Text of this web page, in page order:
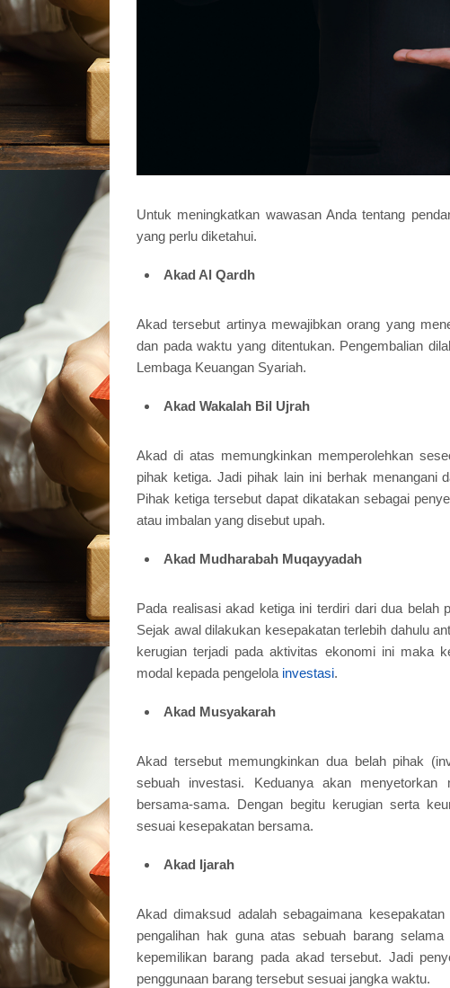
Untuk meningkatkan wawasan Anda tentang
yang perlu diketahui.
Akad Al Qardh
Akad tersebut artinya mewajibkan orang yang
dan pada waktu yang ditentukan. Pengembalian
Lembaga Keuangan Syariah.
Akad Wakalah Bil Ujrah
Akad di atas memungkinkan memperolehkan
pihak ketiga. Jadi pihak lain ini berhak menangani
Pihak ketiga tersebut dapat dikatakan sebagai
atau imbalan yang disebut upah.
Akad Mudharabah Muqayyadah
Pada realisasi akad ketiga ini terdiri dari dua belah
Sejak awal dilakukan kesepakatan terlebih dahulu
kerugian terjadi pada aktivitas ekonomi ini maka
modal kepada pengelola investasi.
Akad Musyakarah
Akad tersebut memungkinkan dua belah pihak
sebuah investasi. Keduanya akan
bersama-sama. Dengan begitu kerugian serta
sesuai kesepakatan bersama.
Akad Ijarah
Akad dimaksud adalah sebagaimana
pengalihan hak guna atas sebuah barang
kepemilikan barang pada akad tersebut. Jadi
penggunaan barang tersebut sesuai jangka waktu.